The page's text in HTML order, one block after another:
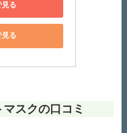
る
る
スクの口コミ